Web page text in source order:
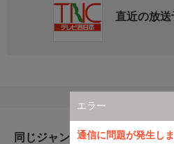
エラー
通信に問題が発生し
直近の放
同じジャンルのおすすめ番組